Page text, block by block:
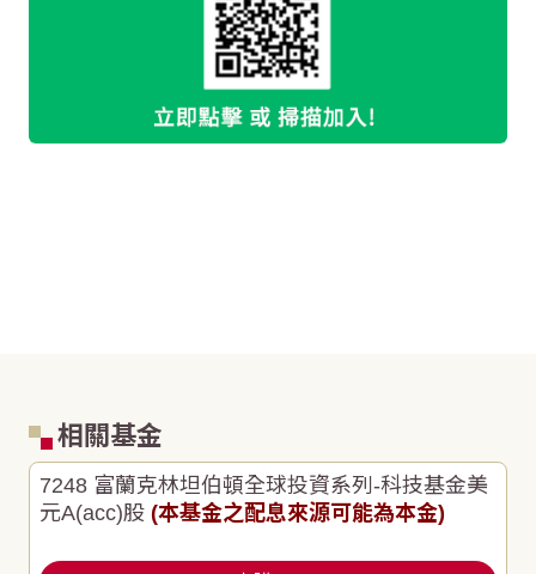
相關基金
7248 富蘭克林坦伯頓全球投資系列-科技基金美
元A(acc)股 (本基金之配息來源可能為本金)